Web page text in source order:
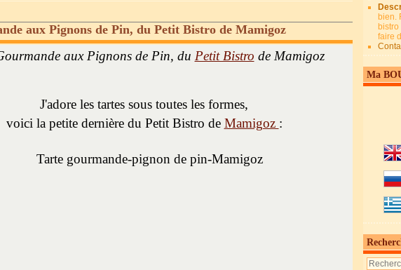
aux Pignons de Pin, du Petit Bistro de Mamigoz
aux Pignons de Pin, du Petit Bistro de Mamigoz
J'adore les tartes sous toutes les formes,
voici la petite dernière du Petit Bistro de Mamigoz :
bien.
faire
Ma